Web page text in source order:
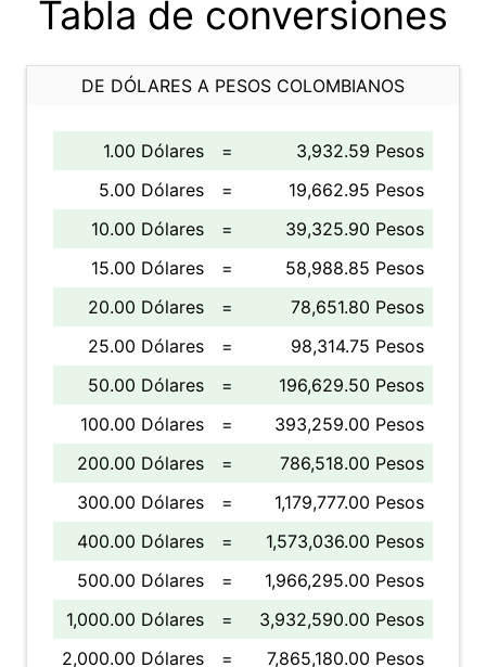
Tabla de conversiones
DE DÓLARES A PESOS COLOMBIANOS
1.00 Dólares =
3,932.59 Pesos
5.00 Dólares
=
19,662.95 Pesos
10.00 Dólares
=
39,325.90 Pesos
15.00 Dólares
=
58,988.85 Pesos
20.00 Dólares
=
78,651.80 Pesos
25.00 Dólares
=
98,314.75 Pesos
50.00 Dólares
=
196,629.50 Pesos
100.00 Dólares
=
393,259.00 Pesos
200.00 Dólares
=
786,518.00 Pesos
300.00 Dólares
=
1,179,777.00 Pesos
400.00 Dólares
=
1,573,036.00 Pesos
500.00 Dólares
=
1,966,295.00 Pesos
1,000.00 Dólares
=
3,932,590.00 Pesos
2,000.00 Dólares
=
7,865,180.00 Pesos